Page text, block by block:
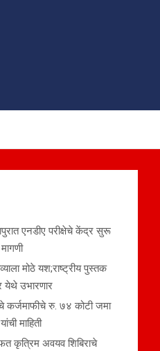
एनडीए परीक्षेचे केंद्र सुरू
मोठे यश;राष्ट्रीय पुस्तक
येथे उभारणार
कर्जमाफीचे रु. ७४ कोटी जमा
माहिती
कृत्रिम अवयव शिबिराचे